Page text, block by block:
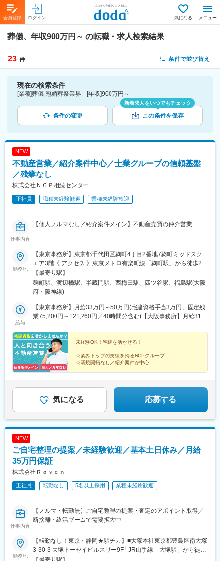
会員登録 ログイン 気になる メニュー
葬儀、年収900万円～ の転職・求人検索結果
23 件 条件で並び替え
現在の検索条件
[業種]葬儀-冠婚葬祭業界 [年収]900万円～
条件の変更
新着求人をいつでもチェック
この条件を保存
NEW
不動産営業／紹介案件中心／士業グループの信頼基盤
／残業なし
株式会社ＮＣＰ相続センター
正社員 職種未経験歓迎 業種未経験歓迎
仕事内容
【個人ノルマなし／紹介案件メイン】不動産売買の仲介営業
勤務地
【東京事務所】東京都千代田区麹町4丁目2番地7麹町ミッドスク
エア3階《 アクセス 》東京メトロ有楽町線「麹町駅」から徒歩2分
東京メトロ丸ノ内線・南北線・半蔵門線「四ツ谷駅」から徒歩7分
JR「四ツ谷駅」から徒歩7分【大阪事務所】大阪府大阪市北区堂
島二丁目3番5号JPR堂島ウエスト３階《 アクセス 》地下鉄四ツ橋
分阪神電車「梅田駅」から徒歩8分京阪電車「渡辺橋駅」から徒歩
8分ＪＲ「大阪駅」から徒歩10分
【最寄り駅】
麹町駅、渡辺橋駅、半蔵門駅、西梅田駅、四ツ谷駅、福島駅(大阪
府・阪神線)
給与
【東京事務所】月給33万円～50万円(宅建資格手当3万円、固定残
業75,200円～121,260円／40時間分含む)【大阪事務所】月給31万
30時間分含む)※これまでのキャリアを考慮し決定します。※固定残
業代は時間外労働の有無に関わらず支給し、超過分は別途全額支
給します。（東京は40時間分、大阪は30時間分を超える労働分を
追加支給）※入社から3ヶ月は有期雇用契約（双方問題なければ4
か月目からは無期雇用契約へ移行）※上記給与には宅建資格手当3
未経験OK！宅建を活かせる！
☆業界トップの実績を誇るNCPグループ
☆新規開拓なし／紹介案件が中心
■残業ほぼなし
気になる 応募する
NEW
ご自宅整理の提案／未経験歓迎／基本土日休み／月給
35万円保証
株式会社Ｒａｖｅｎ
正社員 転勤なし 5名以上採用 業種未経験歓迎
仕事内容
【ノルマ・転勤無】ご自宅整理の提案・査定のアポイント取得／
断捨離・終活ブームで需要拡大中
勤務地
【転勤なし！東京・静岡★駅チカ】■大塚本社東京都豊島区南大塚
3-30-3 大塚トーセイビルスリー9F└JR山手線「大塚駅」から徒歩
5分■雑司ヶ谷営業所東京都豊島区雑司が谷1-7-3 サンハイム101└
【最寄り駅】